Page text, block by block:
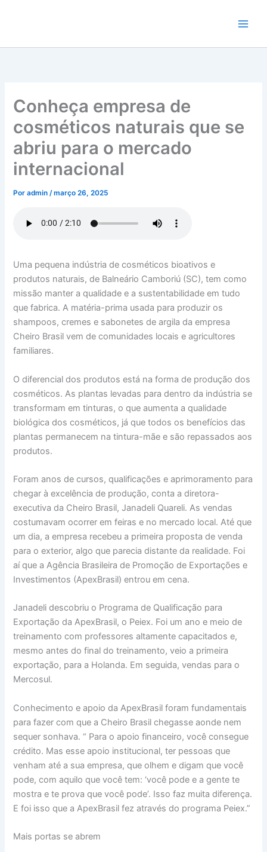
conteúdo
Conheça empresa de
cosméticos naturais que se
abriu para o mercado
internacional
Poradmin/março 26, 2025
Uma pequena indústria de cosméticos bioativos e
produtos naturais, de Balneário Camboriú (SC), tem como
missão manter a qualidade e a sustentabilidade em tudo
que fabrica. A matéria-prima usada para produzir os
shampoos, cremes e sabonetes de argila da empresa
Cheiro Brasil vem de comunidades locais e agricultores
familiares.
O diferencial dos produtos está na forma de produção dos
cosméticos. As plantas levadas para dentro da indústria se
transformam em tinturas, o que aumenta a qualidade
biológica dos cosméticos, já que todos os benefícios das
plantas permanecem na tintura-mãe e são repassados aos
produtos.
Foram anos de cursos, qualificações e aprimoramento para
chegar à excelência de produção, conta a diretora-
executiva da Cheiro Brasil, Janadeli Quareli. As vendas
costumavam ocorrer em feiras e no mercado local. Até que
um dia, a empresa recebeu a primeira proposta de venda
para o exterior, algo que parecia distante da realidade. Foi
aí que a Agência Brasileira de Promoção de Exportações e
Investimentos (ApexBrasil) entrou em cena.
Janadeli descobriu o Programa de Qualificação para
Exportação da ApexBrasil, o Peiex. Foi um ano e meio de
treinamento com professores altamente capacitados e,
mesmo antes do final do treinamento, veio a primeira
exportação, para a Holanda. Em seguida, vendas para o
Mercosul.
Conhecimento e apoio da ApexBrasil foram fundamentais
para fazer com que a Cheiro Brasil chegasse aonde nem
sequer sonhava. “ Para o apoio financeiro, você consegue
crédito. Mas esse apoio institucional, ter pessoas que
venham até a sua empresa, que olhem e digam que você
pode, com aquilo que você tem: ‘você pode e a gente te
mostra e te prova que você pode’. Isso faz muita diferença.
E foi isso que a ApexBrasil fez através do programa Peiex.”
Mais portas se abrem